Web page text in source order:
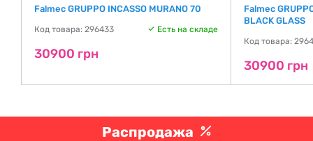
Falmec GRUPPO INCASSO MURANO 70
Код товара: 296433 Есть на складе
30900 грн
Falmec
BLACK GLASS
Код товара:
30900 грн
Распродажа